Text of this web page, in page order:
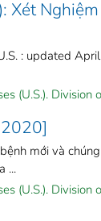
: updated
(U.S.). Division
mới và
...
(U.S.). Division